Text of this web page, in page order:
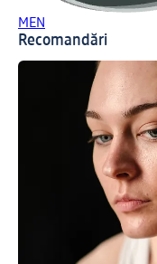
MEN
Recomandări